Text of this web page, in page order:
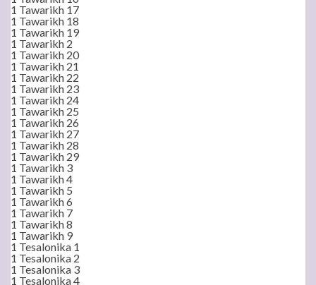
1 Tawarikh 17
1 Tawarikh 18
1 Tawarikh 19
1 Tawarikh 2
1 Tawarikh 20
1 Tawarikh 21
1 Tawarikh 22
1 Tawarikh 23
1 Tawarikh 24
1 Tawarikh 25
1 Tawarikh 26
1 Tawarikh 27
1 Tawarikh 28
1 Tawarikh 29
1 Tawarikh 3
1 Tawarikh 4
1 Tawarikh 5
1 Tawarikh 6
1 Tawarikh 7
1 Tawarikh 8
1 Tawarikh 9
1 Tesalonika 1
1 Tesalonika 2
1 Tesalonika 3
1 Tesalonika 4